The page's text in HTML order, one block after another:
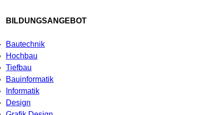
BILDUNGSANGEBOT
Bautechnik
Hochbau
Tiefbau
Bauinformatik
Informatik
Design